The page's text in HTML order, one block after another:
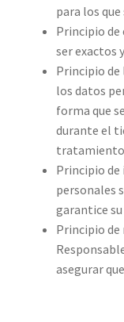
para los
Principio de
ser exactos
Principio
los datos
forma que
durante el
Principio de
personales
garantice
Principio de
asegurar